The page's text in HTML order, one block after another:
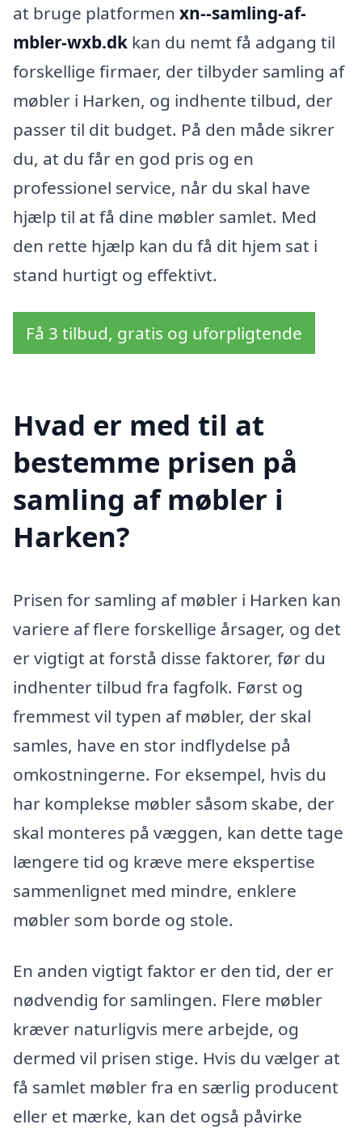
at bruge platformen xn--samling-af-
mbler-wxb.dk kan du nemt få adgang til
forskellige firmaer, der tilbyder samling af
møbler i Harken, og indhente tilbud, der
passer til dit budget. På den måde sikrer
du, at du får en god pris og en
professionel service, når du skal have
hjælp til at få dine møbler samlet. Med
den rette hjælp kan du få dit hjem sat i
stand hurtigt og effektivt.
Få 3 tilbud, gratis og uforpligtende
Hvad er med til at
bestemme prisen på
samling af møbler i
Harken?
Prisen for samling af møbler i Harken kan
variere af flere forskellige årsager, og det
er vigtigt at forstå disse faktorer, før du
indhenter tilbud fra fagfolk. Først og
fremmest vil typen af møbler, der skal
samles, have en stor indflydelse på
omkostningerne. For eksempel, hvis du
har komplekse møbler såsom skabe, der
skal monteres på væggen, kan dette tage
længere tid og kræve mere ekspertise
sammenlignet med mindre, enklere
møbler som borde og stole.
En anden vigtigt faktor er den tid, der er
nødvendig for samlingen. Flere møbler
kræver naturligvis mere arbejde, og
dermed vil prisen stige. Hvis du vælger at
få samlet møbler fra en særlig producent
eller et mærke, kan det også påvirke